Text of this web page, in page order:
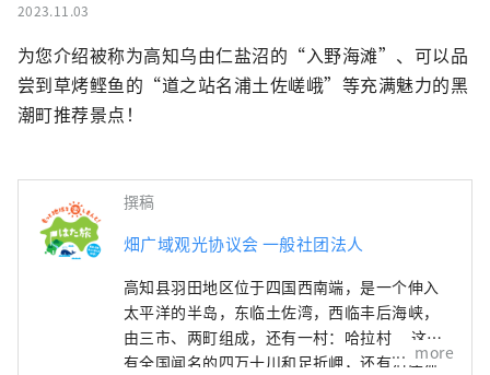
2023.11.03
为您介绍被称为高知乌由仁盐沼的“入野海滩”、可以品
尝到草烤鲣鱼的“道之站名浦土佐嵯峨”等充满魅力的黑
潮町推荐景点！
撰稿
畑广域观光协议会 一般社团法人
高知县羽田地区位于四国西南端，是一个伸入
太平洋的半岛，东临土佐湾，西临丰后海峡，
由三市、两町组成，还有一村：哈拉村。 这里
有全国闻名的四万十川和足折岬，还有沿岸流
more